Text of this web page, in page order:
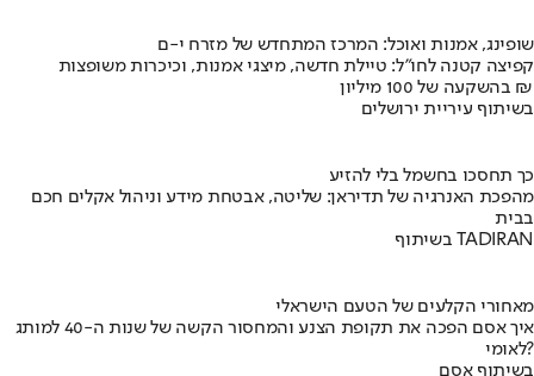
שופינג, אמנות ואוכל: המרכז המתחדש של מזרח י-ם
קפיצה קטנה לחו"ל: טיילת חדשה, מיצגי אמנות, וכיכרות משופצות
בהשקעה של 100 מיליון ₪
בשיתוף עיריית ירושלים
כך תחסכו בחשמל בלי להזיע
מהפכת האנרגיה של תדיראן: שליטה, אבטחת מידע וניהול אקלים חכם
בבית
בשיתוף TADIRAN
מאחורי הקלעים של הטעם הישראלי
איך אסם הפכה את תקופת הצנע והמחסור הקשה של שנות ה-40 למותג
לאומי?
בשיתוף אסם